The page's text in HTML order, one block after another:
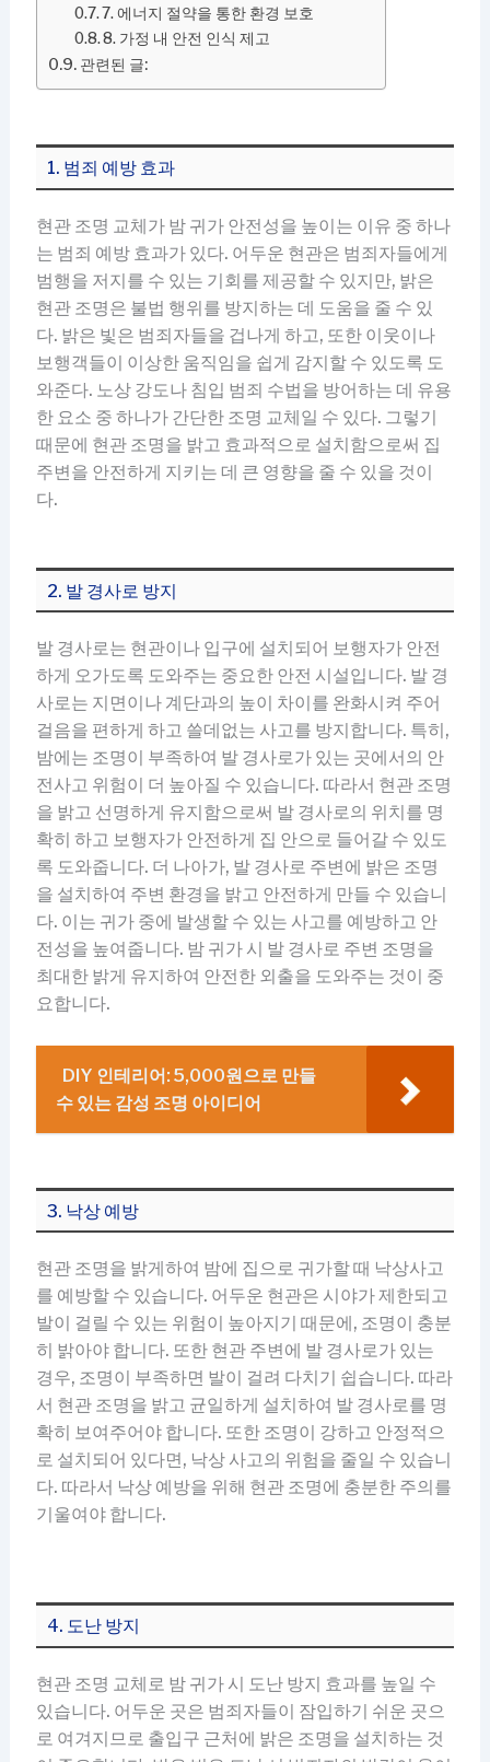
7. 에너지 절약을 통한 환경 보호
8. 가정 내 안전 인식 제고
관련된 글:
1. 범죄 예방 효과
현관 조명 교체가 밤 귀가 안전성을 높이는 이유 중 하나
는 범죄 예방 효과가 있다. 어두운 현관은 범죄자들에게
범행을 저지를 수 있는 기회를 제공할 수 있지만, 밝은
현관 조명은 불법 행위를 방지하는 데 도움을 줄 수 있
다. 밝은 빛은 범죄자들을 겁나게 하고, 또한 이웃이나
보행객들이 이상한 움직임을 쉽게 감지할 수 있도록 도
와준다. 노상 강도나 침입 범죄 수법을 방어하는 데 유용
한 요소 중 하나가 간단한 조명 교체일 수 있다. 그렇기
때문에 현관 조명을 밝고 효과적으로 설치함으로써 집
주변을 안전하게 지키는 데 큰 영향을 줄 수 있을 것이
다.
2. 발 경사로 방지
발 경사로는 현관이나 입구에 설치되어 보행자가 안전
하게 오가도록 도와주는 중요한 안전 시설입니다. 발 경
사로는 지면이나 계단과의 높이 차이를 완화시켜 주어
걸음을 편하게 하고 쓸데없는 사고를 방지합니다. 특히,
밤에는 조명이 부족하여 발 경사로가 있는 곳에서의 안
전사고 위험이 더 높아질 수 있습니다. 따라서 현관 조명
을 밝고 선명하게 유지함으로써 발 경사로의 위치를 명
확히 하고 보행자가 안전하게 집 안으로 들어갈 수 있도
록 도와줍니다. 더 나아가, 발 경사로 주변에 밝은 조명
을 설치하여 주변 환경을 밝고 안전하게 만들 수 있습니
다. 이는 귀가 중에 발생할 수 있는 사고를 예방하고 안
전성을 높여줍니다. 밤 귀가 시 발 경사로 주변 조명을
최대한 밝게 유지하여 안전한 외출을 도와주는 것이 중
요합니다.
DIY 인테리어: 5,000원으로 만들
수 있는 감성 조명 아이디어
3. 낙상 예방
현관 조명을 밝게하여 밤에 집으로 귀가할 때 낙상사고
를 예방할 수 있습니다. 어두운 현관은 시야가 제한되고
발이 걸릴 수 있는 위험이 높아지기 때문에, 조명이 충분
히 밝아야 합니다. 또한 현관 주변에 발 경사로가 있는
경우, 조명이 부족하면 발이 걸려 다치기 쉽습니다. 따라
서 현관 조명을 밝고 균일하게 설치하여 발 경사로를 명
확히 보여주어야 합니다. 또한 조명이 강하고 안정적으
로 설치되어 있다면, 낙상 사고의 위험을 줄일 수 있습니
다. 따라서 낙상 예방을 위해 현관 조명에 충분한 주의를
기울여야 합니다.
4. 도난 방지
현관 조명 교체로 밤 귀가 시 도난 방지 효과를 높일 수
있습니다. 어두운 곳은 범죄자들이 잠입하기 쉬운 곳으
로 여겨지므로 출입구 근처에 밝은 조명을 설치하는 것